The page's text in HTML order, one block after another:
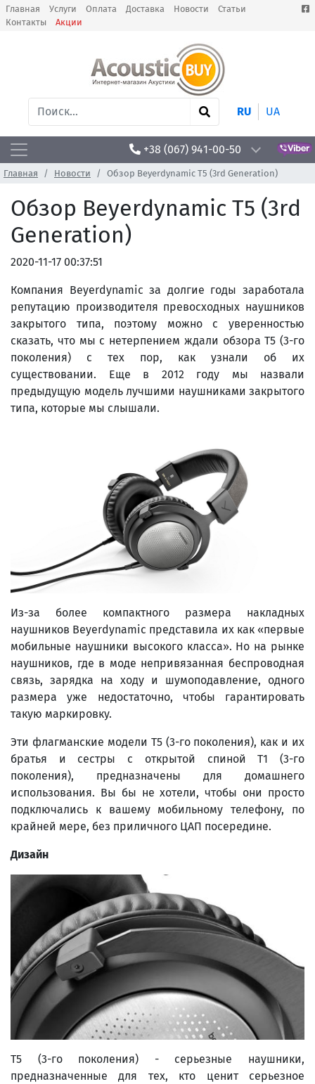
Главная Услуги Оплата Доставка Новости
Статьи
Контакты
Акции
RU UA
+38 (067) 941-00-50
Главная Новости Обзор Beyerdynamic T5 (3rd Generation)
Обзор Beyerdynamic T5 (3rd
Generation)
2020-11-17 00:37:51
Компания Beyerdynamic за долгие годы заработала
репутацию производителя превосходных наушников
закрытого типа, поэтому можно с уверенностью
сказать, что мы с нетерпением ждали обзора T5 (3-го
поколения) с тех пор, как узнали об их
существовании. Еще в 2012 году мы назвали
предыдущую модель лучшими наушниками закрытого
типа, которые мы слышали.
Из-за более компактного размера накладных
наушников Beyerdynamic представила их как «первые
мобильные наушники высокого класса». Но на рынке
наушников, где в моде непривязанная беспроводная
связь, зарядка на ходу и шумоподавление, одного
размера уже недостаточно, чтобы гарантировать
такую ​​маркировку.
Эти флагманские модели T5 (3-го поколения), как и их
братья и сестры с открытой спиной T1 (3-го
поколения), предназначены для домашнего
использования. Вы бы не хотели, чтобы они просто
подключались к вашему мобильному телефону, по
крайней мере, без приличного ЦАП посередине.
Дизайн
T5 (3-го поколения) - серьезные наушники,
предназначенные для тех, кто ценит серьезное